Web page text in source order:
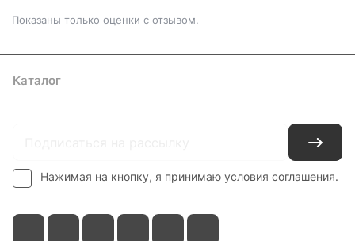
Показаны только оценки с отзывом.
Каталог
Нажимая на кнопку, я принимаю условия соглашения.